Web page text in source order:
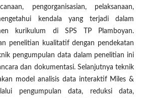
pengorganisasian, pelaksanaan,
kendala yang terjadi dalam
kurikulum di SPS TP Plamboyan.
penelitian kualitatif dengan pendekatan
pengumpulan data dalam penelitian ini
dan dokumentasi. Selanjutnya teknik
model analisis data interaktif Miles &
pengumpulan data, reduksi data,